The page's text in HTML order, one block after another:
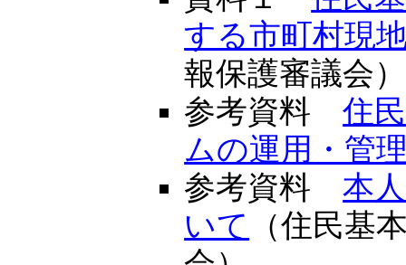
する市町村現
報保護審議会）
参考資料住
ムの運用・管
参考資料本
いて
（住民基